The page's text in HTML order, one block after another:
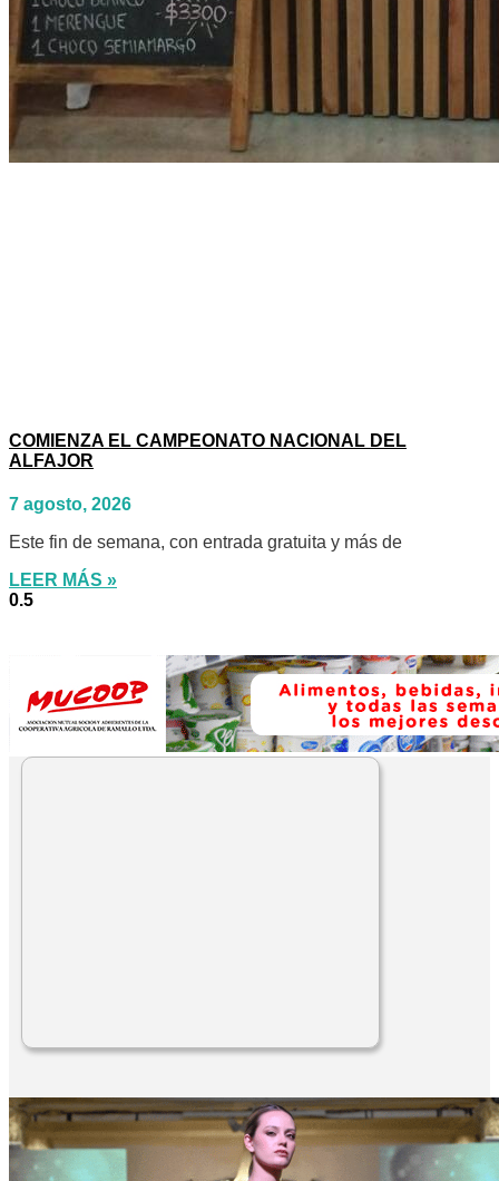
COMIENZA EL CAMPEONATO NACIONAL DEL
ALFAJOR
7 agosto, 2026
Este fin de semana, con entrada gratuita y más de
LEER MÁS »